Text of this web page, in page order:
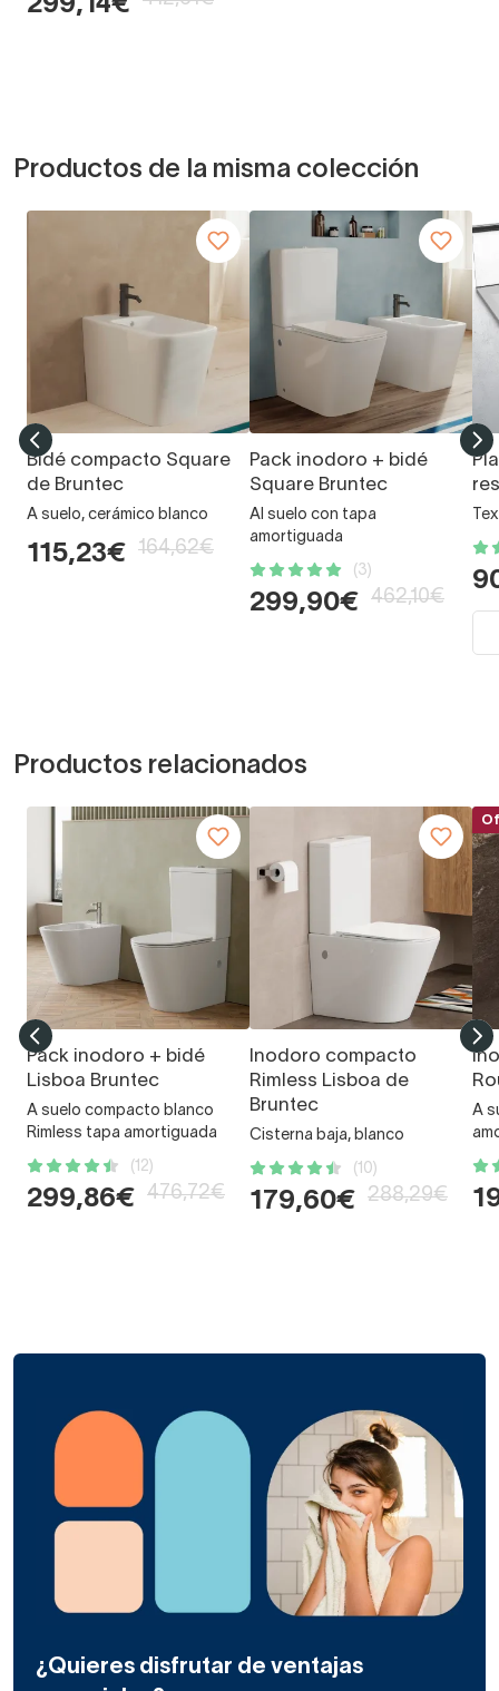
299,14€
Productos de la misma colección
Bidé compacto Square
de Bruntec
A suelo, cerámico blanco
115,23€ 164,62€
Pack inodoro + bidé
Square Bruntec
Al suelo con tapa
amortiguada
(3)
299,90€ 462,10€
Productos relacionados
Pack inodoro + bidé
Lisboa Bruntec
A suelo compacto blanco
Rimless tapa amortiguada
(12)
299,86€ 476,72€
Inodoro compacto
Rimless Lisboa de
Bruntec
Cisterna baja, blanco
(10)
179,60€ 288,29€
A
¿Quieres disfrutar de ventajas